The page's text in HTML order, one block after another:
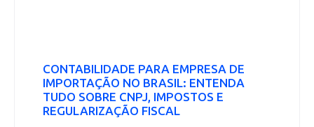
CONTABILIDADE PARA EMPRESA DE
IMPORTAÇÃO NO BRASIL: ENTENDA
TUDO SOBRE CNPJ, IMPOSTOS E
REGULARIZAÇÃO FISCAL